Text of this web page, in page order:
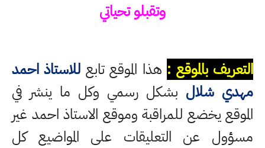
وتقبلو تحياتي
التعريف بالموقع : هذا الموقع تابع للاستاذ احمد
مهدي شلال بشكل رسمي وكل ما ينشر في
الموقع يخضع للمراقبة وموقع الاستاذ احمد غير
مسؤول عن التعليقات على المواضيع كل